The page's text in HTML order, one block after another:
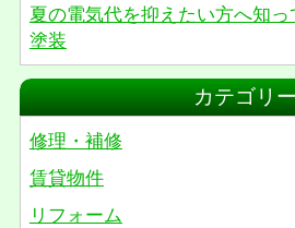
夏の電気代を抑えたい方へ知
塗装
カテゴリ
修理・補修
賃貸物件
リフォーム